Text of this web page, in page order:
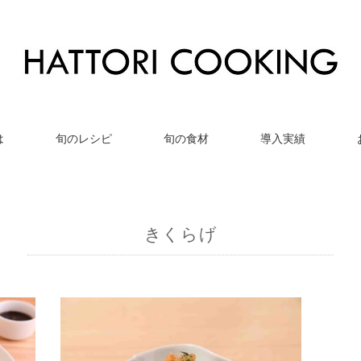
旬のレシピ 旬の食材 導入実績
きくらげ